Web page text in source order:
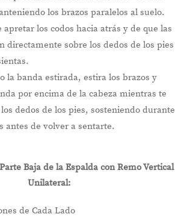
los brazos paralelos al suelo.
apretar los codos hacia atrás y de que las
directamente sobre los dedos de los pies
la banda estirada, estira los brazos y
por encima de la cabeza mientras te
dedos de los pies, sosteniendo durante
antes de volver a sentarte.
Baja de la Espalda con Remo Vertical
Unilateral:
de Cada Lado